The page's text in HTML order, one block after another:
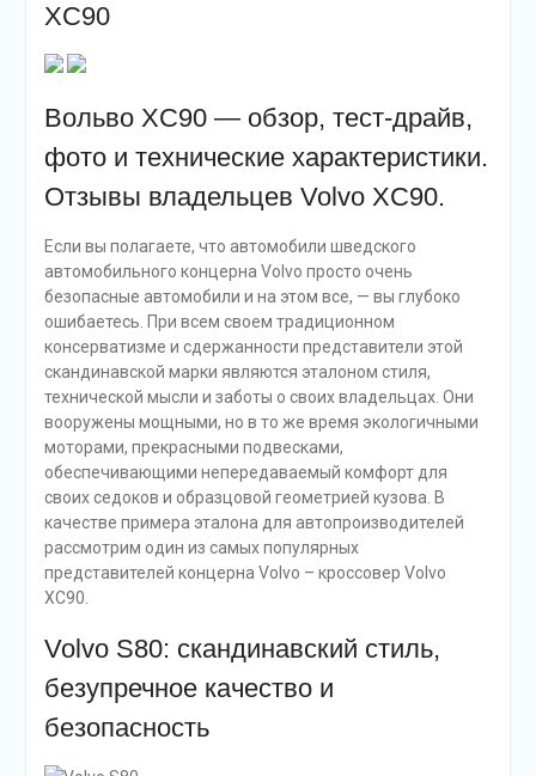
XC90
Вольво XC90 — обзор, тест-драйв,
фото и технические характеристики.
Отзывы владельцев Volvo XC90.
Если вы полагаете, что автомобили шведского
автомобильного концерна Volvo просто очень
безопасные автомобили и на этом все, — вы глубоко
ошибаетесь. При всем своем традиционном
консерватизме и сдержанности представители этой
скандинавской марки являются эталоном стиля,
технической мысли и заботы о своих владельцах. Они
вооружены мощными, но в то же время экологичными
моторами, прекрасными подвесками,
обеспечивающими непередаваемый комфорт для
своих седоков и образцовой геометрией кузова. В
качестве примера эталона для автопроизводителей
рассмотрим один из самых популярных
представителей концерна Volvo – кроссовер Volvo
XC90.
Volvo S80: скандинавский стиль,
безупречное качество и
безопасность